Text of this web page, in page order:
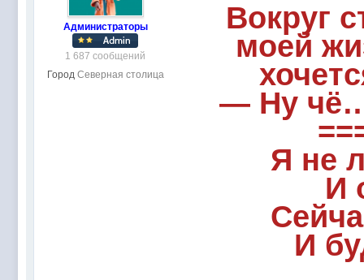
Администраторы
1 687 сообщений
Город Северная столица
Вокруг
моей
— Ну чё…
Я не
И
И